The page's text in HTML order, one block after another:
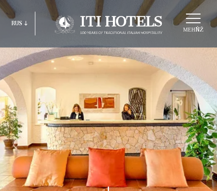
МЕНÑŽ
RUS
ENG
FRA
RUS
ВÑ‹БÑ€АÑ‚ÑŒ
СÑ‚Ñ€ÑƑКÑ‚ÑƑÑ€ÑƑ